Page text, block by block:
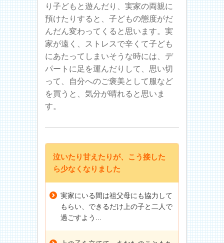
り子どもと遊んだり、実家の両親に
預けたりすると、子どもの態度がだ
んだん変わってくると思います。実
家が遠く、ストレスで辛くて子ども
にあたってしまいそうな時には、デ
パートに足を運んだりして、思い切
って、自分へのご褒美として服など
を買うと、気分が晴れると思いま
す。
泣いたり甘えたりが、こう接した
ら少なくなりました
実家にいる間は祖父母にも協力して
もらい、できるだけ上の子と二人で
過ごすよう...